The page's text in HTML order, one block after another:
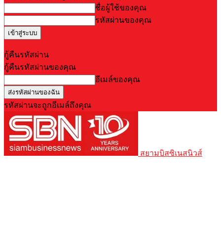
ชื่อผู้ใช้ของคุณ
รหัสผ่านของคุณ
กู้คืนรหัสผ่าน
กู้คืนรหัสผ่านของคุณ
อีเมล์ของคุณ
รหัสผ่านจะถูกอีเมล์ถึงคุณ
สยามบิสซิเนสนิวส์